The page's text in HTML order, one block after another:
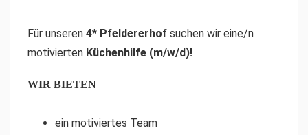
Für unseren 4* Pfeldererhof suchen wir eine/n
motivierten Küchenhilfe (m/w/d)!
WIR BIETEN
ein motiviertes Team